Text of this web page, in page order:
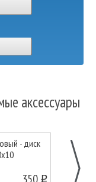
аксессуары
- диск
350 o